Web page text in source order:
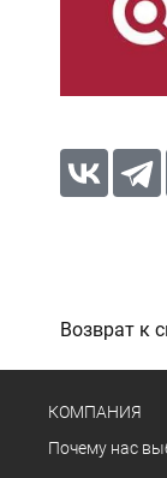
Возврат к
КОМПАНИЯ
Почему нас